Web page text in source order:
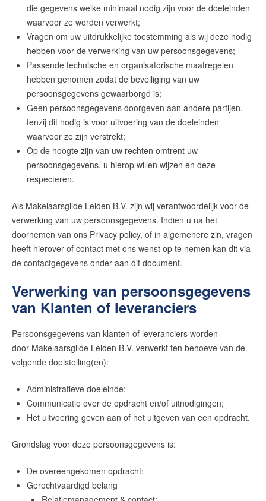
die gegevens welke minimaal nodig zijn voor de doeleinden
waarvoor ze worden verwerkt;
Vragen om uw uitdrukkelijke toestemming als wij deze nodig
hebben voor de verwerking van uw persoonsgegevens;
Passende technische en organisatorische maatregelen
hebben genomen zodat de beveiliging van uw
persoonsgegevens gewaarborgd is;
Geen persoonsgegevens doorgeven aan andere partijen,
tenzij dit nodig is voor uitvoering van de doeleinden
waarvoor ze zijn verstrekt;
Op de hoogte zijn van uw rechten omtrent uw
persoonsgegevens, u hierop willen wijzen en deze
respecteren.
Als Makelaarsgilde Leiden B.V. zijn wij verantwoordelijk voor de
verwerking van uw persoonsgegevens. Indien u na het
doornemen van ons Privacy policy, of in algemenere zin, vragen
heeft hierover of contact met ons wenst op te nemen kan dit via
de contactgegevens onder aan dit document.
Verwerking van persoonsgegevens
van Klanten of leveranciers
Persoonsgegevens van klanten of leveranciers worden
door Makelaarsgilde Leiden B.V. verwerkt ten behoeve van de
volgende doelstelling(en):
Administratieve doeleinde;
Communicatie over de opdracht en/of uitnodigingen;
Het uitvoering geven aan of het uitgeven van een opdracht.
Grondslag voor deze persoonsgegevens is:
De overeengekomen opdracht;
Gerechtvaardigd belang